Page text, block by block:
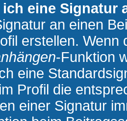
ich eine Signatur
an einen
erstellen.
-Funktion
eine
Profil die
einer Signatur